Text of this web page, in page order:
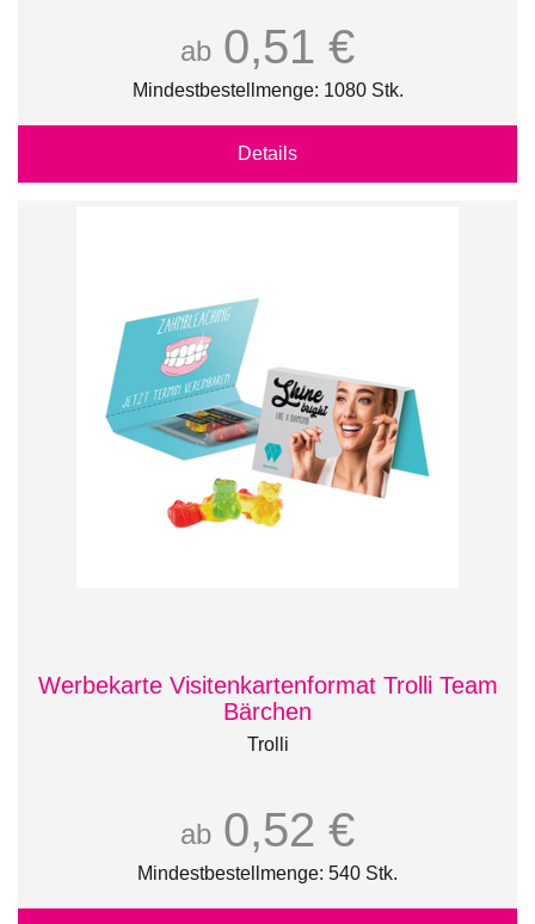
ab 0,51 €
Mindestbestellmenge: 1080 Stk.
Details
Werbekarte Visitenkartenformat Trolli Team
Bärchen
Trolli
ab 0,52 €
Mindestbestellmenge: 540 Stk.